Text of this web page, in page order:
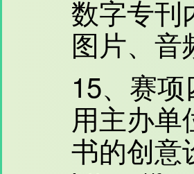
数字专刊
图片、音
15、赛
用主办
书的创意